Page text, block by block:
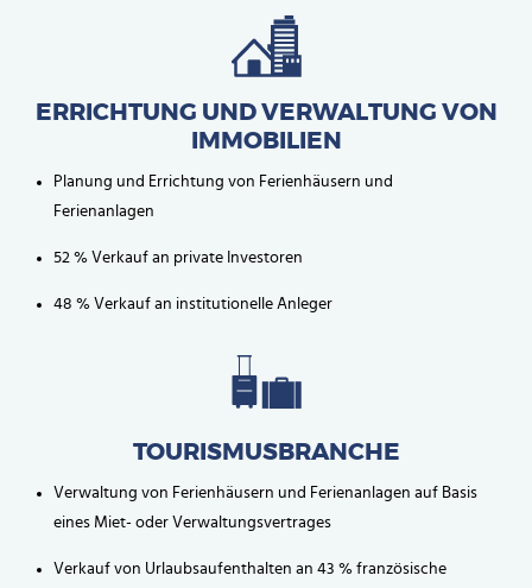
ERRICHTUNG UND VERWALTUNG VON
IMMOBILIEN
Planung und Errichtung von Ferienhäusern und
Ferienanlagen
52 % Verkauf an private Investoren
48 % Verkauf an institutionelle Anleger
TOURISMUSBRANCHE
Verwaltung von Ferienhäusern und Ferienanlagen auf Basis
eines Miet- oder Verwaltungsvertrages
Verkauf von Urlaubsaufenthalten an 43 % französische